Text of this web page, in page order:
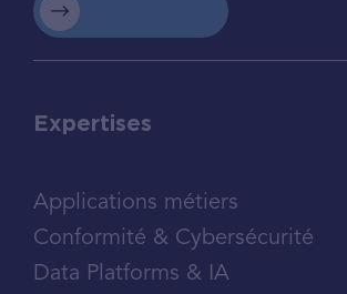
Expertises
Applications métiers
Conformité & Cybersécurité
Data Platforms & IA